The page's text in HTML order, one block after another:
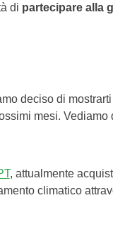
di partecipare alla
deciso di
mesi. Vediamo
, attualmente
climatico